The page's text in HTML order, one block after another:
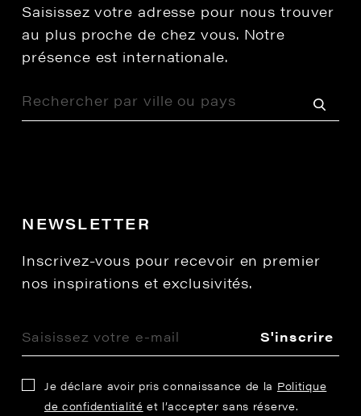
Saisissez votre adresse pour nous trouver
au plus proche de chez vous. Notre
présence est internationale.
NEWSLETTER
Inscrivez-vous pour recevoir en premier
nos inspirations et exclusivités.
S'inscrire
Je déclare avoir pris connaissance de la Politique
de confidentialité et l’accepter sans réserve.